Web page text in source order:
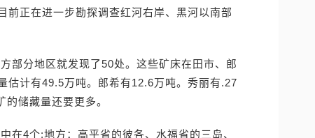
前正在进一步勘探调查红河右岸、黑河以南部
部分地区就发现了50处。这些矿床在田市、郎
估计有49.5万吨。郎希有12.6万吨。秀丽有.27
储藏量还要更多。
在4个:地方：高平省的彼各、水福省的三岛、